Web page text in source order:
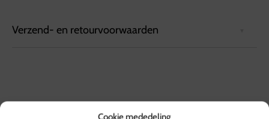
Cookie mededeling
Verzend- en retourvoorwaarden